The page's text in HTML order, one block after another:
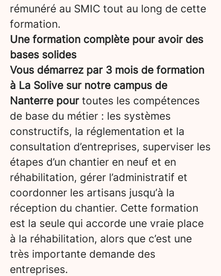
rémunéré au SMIC tout au long de cette
formation.
Une formation complète pour avoir des
bases solides
Vous démarrez par 3 mois de formation
à La Solive sur notre campus de
Nanterre pourtoutes les compétences
de base du métier : les systèmes
constructifs, la réglementation et la
consultation d’entreprises, superviser les
étapes d’un chantier en neuf et en
réhabilitation, gérer l’administratif et
coordonner les artisans jusqu’à la
réception du chantier. Cette formation
est la seule qui accorde une vraie place
à la réhabilitation, alors que c’est une
très importante demande des
entreprises.